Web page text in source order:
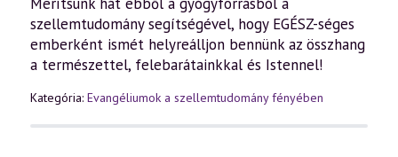
Merítsünk hát ebből a gyógyforrásból a
szellemtudomány segítségével, hogy EGÉSZ-séges
emberként ismét helyreálljon bennünk az összhang
a természettel, felebarátainkkal és Istennel!
Kategória: Evangéliumok a szellemtudomány fényében